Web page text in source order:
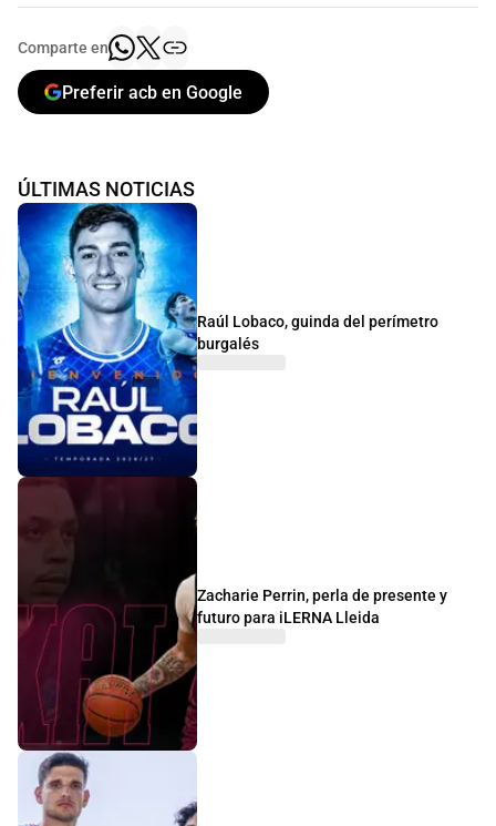
Comparte en
Preferir acb en Google
ÚLTIMAS NOTICIAS
Raúl Lobaco, guinda del perímetro
burgalés
Zacharie Perrin, perla de presente y
futuro para iLERNA Lleida